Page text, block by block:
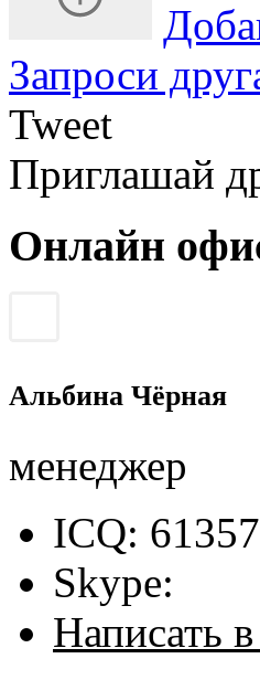
Запроси
Tweet
Приглашай
Онлайн
Альбина Чёрная
менеджер
ICQ:
Skype:
Написать